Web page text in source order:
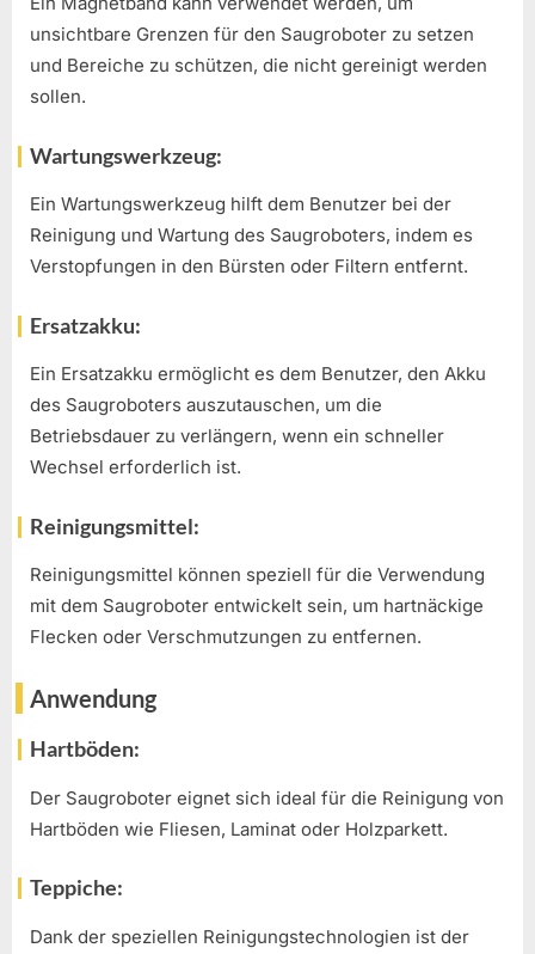
unsichtbare Grenzen für den Saugroboter zu setzen
und Bereiche zu schützen, die nicht gereinigt werden
sollen.
Wartungswerkzeug:
Ein Wartungswerkzeug hilft dem Benutzer bei der
Reinigung und Wartung des Saugroboters, indem es
Verstopfungen in den Bürsten oder Filtern entfernt.
Ersatzakku:
Ein Ersatzakku ermöglicht es dem Benutzer, den Akku
des Saugroboters auszutauschen, um die
Betriebsdauer zu verlängern, wenn ein schneller
Wechsel erforderlich ist.
Reinigungsmittel:
Reinigungsmittel können speziell für die Verwendung
mit dem Saugroboter entwickelt sein, um hartnäckige
Flecken oder Verschmutzungen zu entfernen.
Anwendung
Hartböden:
Der Saugroboter eignet sich ideal für die Reinigung von
Hartböden wie Fliesen, Laminat oder Holzparkett.
Teppiche:
Dank der speziellen Reinigungstechnologien ist der